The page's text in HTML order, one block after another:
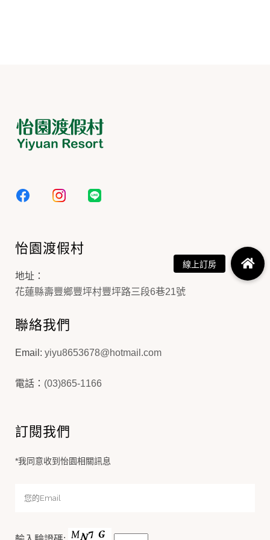
怡園渡假村
地址：
花蓮縣壽豐鄉豐坪村豐坪路三段6巷21號
聯絡我們
Email: yiyu8653678@hotmail.com
電話： (03)865-1166
訂閱我們
*我同意收到怡園相關訊息